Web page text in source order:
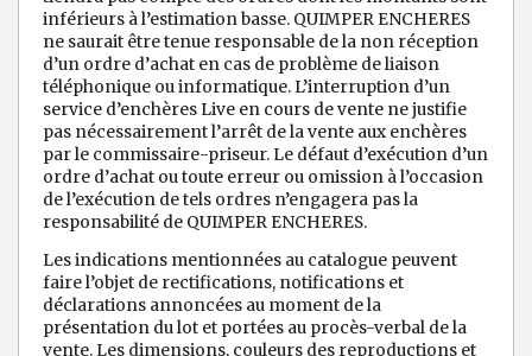
inférieurs à l’estimation basse. QUIMPER ENCHERES
ne saurait être tenue responsable de la non réception
d’un ordre d’achat en cas de problème de liaison
téléphonique ou informatique. L’interruption d’un
service d’enchères Live en cours de vente ne justifie
pas nécessairement l’arrêt de la vente aux enchères
par le commissaire-priseur. Le défaut d’exécution d’un
ordre d’achat ou toute erreur ou omission à l’occasion
de l’exécution de tels ordres n’engagera pas la
responsabilité de QUIMPER ENCHERES.
Les indications mentionnées au catalogue peuvent
faire l’objet de rectifications, notifications et
déclarations annoncées au moment de la
présentation du lot et portées au procès-verbal de la
vente. Les dimensions, couleurs des reproductions et